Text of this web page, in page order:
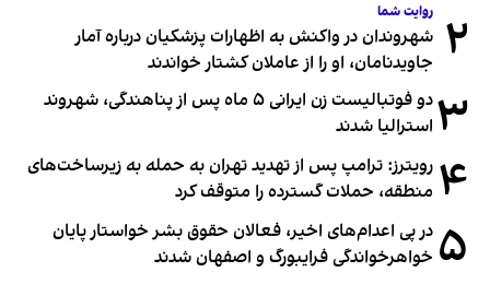
۲ روایت شما
شهروندان در واکنش به اظهارات پزشکیان درباره آمار
جاویدنامان، او را از عاملان کشتار خواندند
۳
دو فوتبالیست زن ایرانی ۵ ماه پس از پناهندگی، شهروند
استرالیا شدند
۴ رویترز: ترامپ پس از تهدید تهران به حمله به زیرساخت‌های
منطقه، حملات گسترده را متوقف کرد
۵ در پی اعدام‌های اخیر، فعالان حقوق بشر خواستار پایان
خواهرخواندگی فرایبورگ و اصفهان شدند